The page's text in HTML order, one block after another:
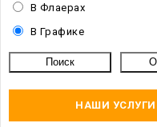
В Флаерах
В Графике
НАШИ УСЛУГИ